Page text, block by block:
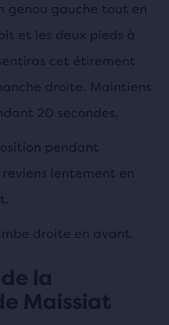
genou gauche tout en
et les deux pieds à
cet étirement
droite. Maintiens
20 secondes.
pendant
reviens lentement en
droite en avant.
la
Maissiat